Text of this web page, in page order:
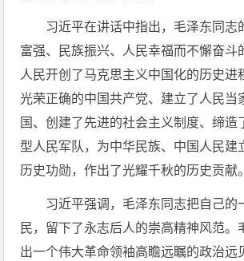
习近平在讲话中指出，毛泽东同志
富强、民族振兴、人民幸福而不懈奋斗
人民开创了马克思主义中国化的历史进
光荣正确的中国共产党、建立了人民当
国、创建了先进的社会主义制度、缔造
型人民军队，为中华民族、中国人民建
历史功勋，作出了光耀千秋的历史贡献。
习近平强调，毛泽东同志把自己的
民，留下了永志后人的崇高精神风范。
出一个伟大革命领袖高瞻远瞩的政治远